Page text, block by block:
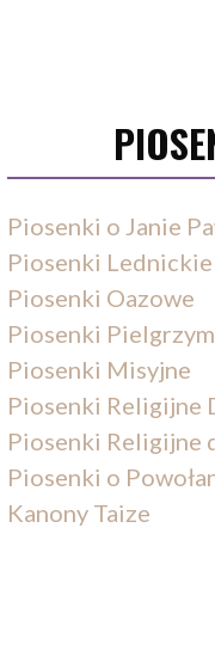
Piosenki o Janie
Piosenki Lednickie
Piosenki Oazowe
Piosenki
Piosenki Misyjne
Piosenki Religijne
Piosenki Religijne
Piosenki o
Kanony Taize